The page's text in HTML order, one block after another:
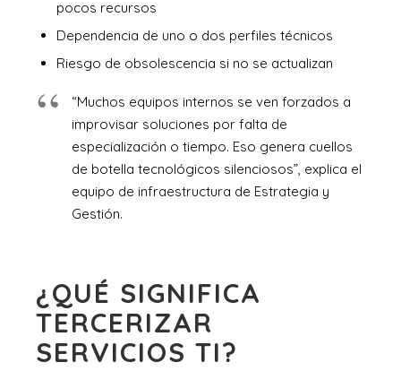
pocos recursos
Dependencia de uno o dos perfiles técnicos
Riesgo de obsolescencia si no se actualizan
“Muchos equipos internos se ven forzados a
improvisar soluciones por falta de
especialización o tiempo. Eso genera cuellos
de botella tecnológicos silenciosos”, explica el
equipo de infraestructura de Estrategia y
Gestión.
¿QUÉ SIGNIFICA
TERCERIZAR
SERVICIOS TI?